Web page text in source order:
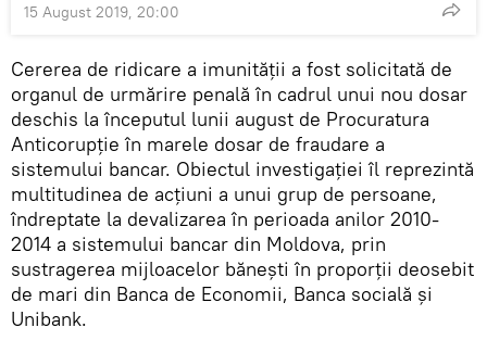
15 August 2019, 20:00
Cererea de ridicare a imunității a fost solicitată de
organul de urmărire penală în cadrul unui nou dosar
deschis la începutul lunii august de Procuratura
Anticorupție în marele dosar de fraudare a
sistemului bancar. Obiectul investigației îl reprezintă
multitudinea de acțiuni a unui grup de persoane,
îndreptate la devalizarea în perioada anilor 2010-
2014 a sistemului bancar din Moldova, prin
sustragerea mijloacelor bănești în proporții deosebit
de mari din Banca de Economii, Banca socială și
Unibank.